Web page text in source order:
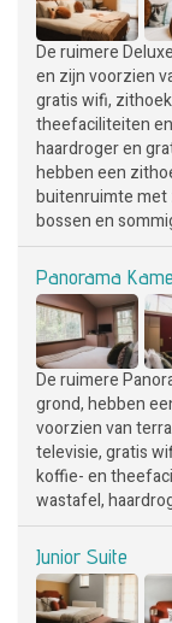
De ruimere
en zijn voorzien
gratis wifi,
theefaciliteiten
haardroger en
hebben een
buitenruimte met
bossen en
Panorama
De ruimere
grond, hebben
voorzien van
televisie, gratis
koffie- en
wastafel,
Junior Suite